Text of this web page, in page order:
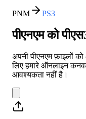
PNM PS3
पीएनएम को
अपनी पीएनएम फ़ाइलों
लिए हमारे ऑनलाइन
आवश्यकता नहीं है।